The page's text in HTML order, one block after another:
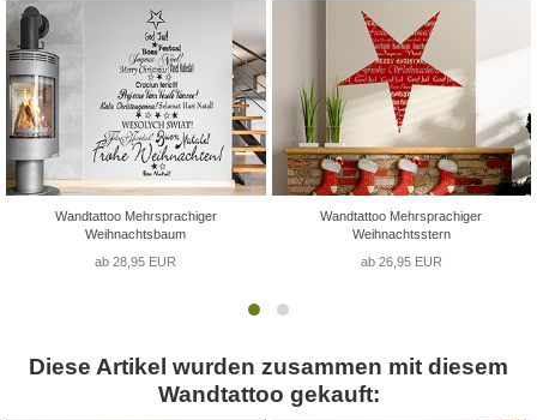
Wandtattoo Mehrsprachiger
Weihnachtsbaum
ab 28,95 EUR
Wandtattoo Mehrsprachiger
Weihnachtsstern
ab 26,95 EUR
Diese Artikel wurden zusammen mit diesem
Wandtattoo gekauft: